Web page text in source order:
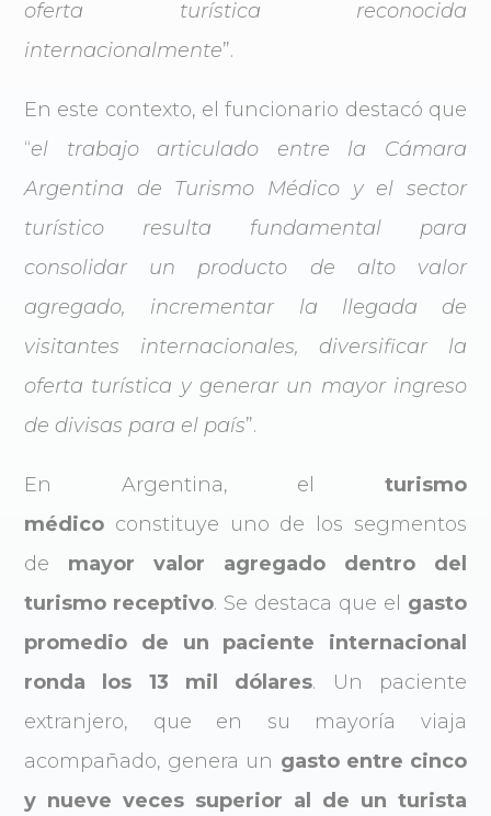
oferta turística reconocida
internacionalmente”.
En este contexto, el funcionario destacó que
“el trabajo articulado entre la Cámara
Argentina de Turismo Médico y el sector
turístico resulta fundamental para
consolidar un producto de alto valor
agregado, incrementar la llegada de
visitantes internacionales, diversificar la
oferta turística y generar un mayor ingreso
de divisas para el país”.
En Argentina, elturismo
médicoconstituye uno de los segmentos
de mayor valor agregado dentro del
turismo receptivo. Se destaca que el gasto
promedio de un paciente internacional
ronda los 13 mil dólares. Un paciente
extranjero, que en su mayoría viaja
acompañado, genera un gasto entre cinco
y nueve veces superior al de un turista